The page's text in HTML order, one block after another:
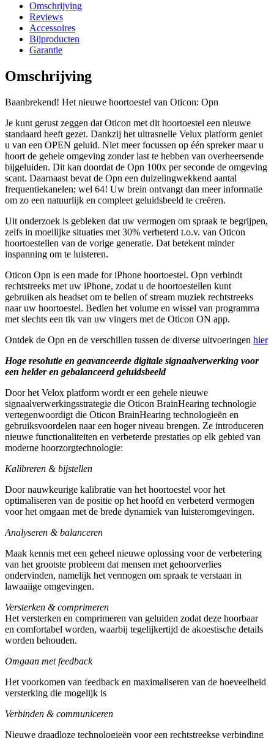
Omschrijving
Reviews
Accessoires
Bijproducten
Garantie
Omschrijving
Baanbrekend! Het nieuwe hoortoestel van Oticon: Opn
Je kunt gerust zeggen dat Oticon met dit hoortoestel een nieuwe
standaard heeft gezet. Dankzij het ultrasnelle Velux platform geniet
u van een OPEN geluid. Niet meer focussen op één spreker maar u
hoort de gehele omgeving zonder last te hebben van overheersende
bijgeluiden. Dit kan doordat de Opn 100x per seconde de omgeving
scant. Daarnaast bevat de Opn een duizelingwekkend aantal
frequentiekanelen; wel 64! Uw brein ontvangt dan meer informatie
om zo een natuurlijk en compleet geluidsbeeld te creëren.
Uit onderzoek is gebleken dat uw vermogen om spraak te begrijpen,
zelfs in moeilijke situaties met 30% verbeterd t.o.v. van Oticon
hoortoestellen van de vorige generatie. Dat betekent minder
inspanning om te luisteren.
Oticon Opn is een made for iPhone hoortoestel. Opn verbindt
rechtstreeks met uw iPhone, zodat u de hoortoestellen kunt
gebruiken als headset om te bellen of stream muziek rechtstreeks
naar uw hoortoestel. Bedien het volume en wissel van programma
met slechts een tik van uw vingers met de Oticon ON app.
Ontdek de Opn en de verschillen tussen de diverse uitvoeringen hier
Hoge resolutie en geavanceerde digitale signaalverwerking voor
een helder en gebalanceerd geluidsbeeld
Door het Velox platform wordt er een gehele nieuwe
signaalverwerkingsstrategie die Oticon BrainHearing technologie
vertegenwoordigt die Oticon BrainHearing technologieën en
gebruiksvoordelen naar een hoger niveau brengen. Ze introduceren
nieuwe functionaliteiten en verbeterde prestaties op elk gebied van
moderne hoorzorgtechnologie:
Kalibreren & bijstellen
Door nauwkeurige kalibratie van het hoortoestel voor het
optimaliseren van de positie op het hoofd en verbeterd vermogen
voor het omgaan met de brede dynamiek van luisteromgevingen.
Analyseren & balanceren
Maak kennis met een geheel nieuwe oplossing voor de verbetering
van het grootste probleem dat mensen met gehoorverlies
ondervinden, namelijk het vermogen om spraak te verstaan in
lawaaiige omgevingen.
Versterken & comprimeren
Het versterken en comprimeren van geluiden zodat deze hoorbaar
en comfortabel worden, waarbij tegelijkertijd de akoestische details
worden behouden.
Omgaan met feedback
Het voorkomen van feedback en maximaliseren van de hoeveelheid
versterking die mogelijk is
Verbinden & communiceren
Nieuwe draadloze technologieën voor een rechtstreekse verbinding